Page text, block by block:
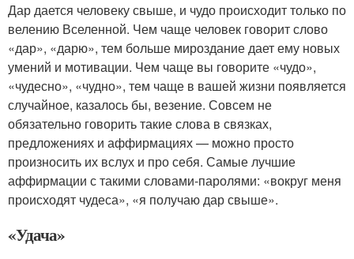
Дар дается человеку свыше, и чудо происходит только по
велению Вселенной. Чем чаще человек говорит слово
«дар», «дарю», тем больше мироздание дает ему новых
умений и мотивации. Чем чаще вы говорите «чудо»,
«чудесно», «чудно», тем чаще в вашей жизни появляется
случайное, казалось бы, везение. Совсем не
обязательно говорить такие слова в связках,
предложениях и аффирмациях — можно просто
произносить их вслух и про себя. Самые лучшие
аффирмации с такими словами-паролями: «вокруг меня
происходят чудеса», «я получаю дар свыше».
«Удача»